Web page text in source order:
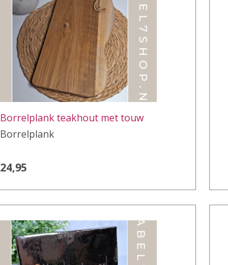
Borrelplank teakhout met touw
Borrelplank
24,95